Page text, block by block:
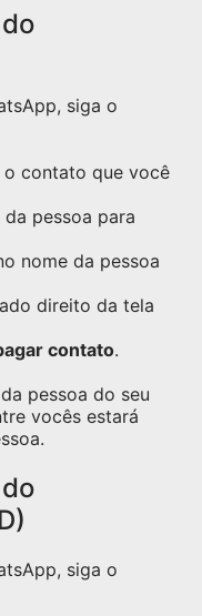
siga o
contato que você
pessoa para
nome da pessoa
direito da tela
contato.
pessoa do seu
vocês estará
siga o